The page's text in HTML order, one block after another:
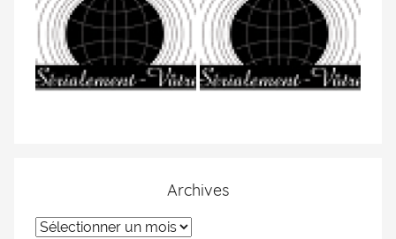
Archives